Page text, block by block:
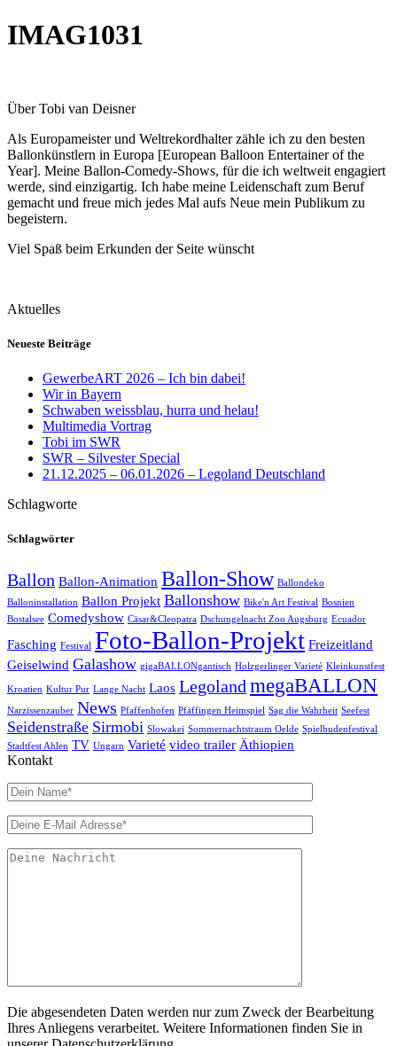
IMAG1031
Über Tobi van Deisner
Als Europameister und Weltrekordhalter zähle ich zu den besten
Ballonkünstlern in Europa [European Balloon Entertainer of the
Year]. Meine Ballon-Comedy-Shows, für die ich weltweit engagiert
werde, sind einzigartig. Ich habe meine Leidenschaft zum Beruf
gemacht und freue mich jedes Mal aufs Neue mein Publikum zu
begeistern.
Viel Spaß beim Erkunden der Seite wünscht
Aktuelles
Neueste Beiträge
GewerbeART 2026 – Ich bin dabei!
Wir in Bayern
Schwaben weissblau, hurra und helau!
Multimedia Vortrag
Tobi im SWR
SWR – Silvester Special
21.12.2025 – 06.01.2026 – Legoland Deutschland
Schlagworte
Schlagwörter
Ballon Ballon-Animation Ballon-Show Ballondeko
Balloninstallation Ballon Projekt Ballonshow Bike'n Art Festival Bosnien
Bostalsee Comedyshow Cäsar&Cleopatra Dschungelnacht Zoo Augsburg Ecuador
Fasching Festival Foto-Ballon-Projekt Freizeitland
Geiselwind Galashow gigaBALLONgantisch Holzgerlinger Varieté Kleinkunstfest
Kroatien Kultur Pur Lange Nacht Laos Legoland megaBALLON
Narzissenzauber News Pfaffenhofen Pfäffingen Heimspiel Sag die Wahrheit Seefest
Seidenstraße Sirmobi Slowakei Sommernachtstraum Oelde Spielbudenfestival
Stadtfest Ahlen TV Ungarn Varieté video trailer Äthiopien
Kontakt
Die abgesendeten Daten werden nur zum Zweck der Bearbeitung
Ihres Anliegens verarbeitet. Weitere Informationen finden Sie in